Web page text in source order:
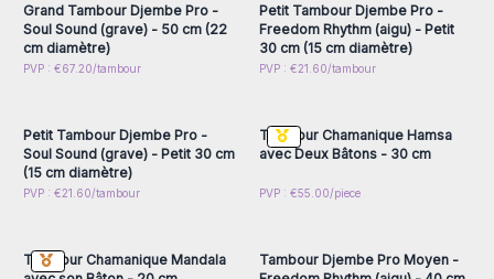
Grand Tambour Djembe Pro -
Soul Sound (grave) - 50 cm (22
cm diamètre)
PVP : €67.20/tambour
Petit Tambour Djembe Pro -
Freedom Rhythm (aigu) - Petit
30 cm (15 cm diamètre)
PVP : €21.60/tambour
Connectez-vous ou
Petit Tambour Djembe Pro -
Soul Sound (grave) - Petit 30 cm
(15 cm diamètre)
PVP : €21.60/tambour
Connectez-vous ou
Tambour Chamanique Hamsa
avec Deux Bâtons - 30 cm
PVP : €55.00/piece
Connectez-vous ou
Tambour Chamanique Mandala
Connectez-vous ou
Tambour Djembe Pro Moyen -